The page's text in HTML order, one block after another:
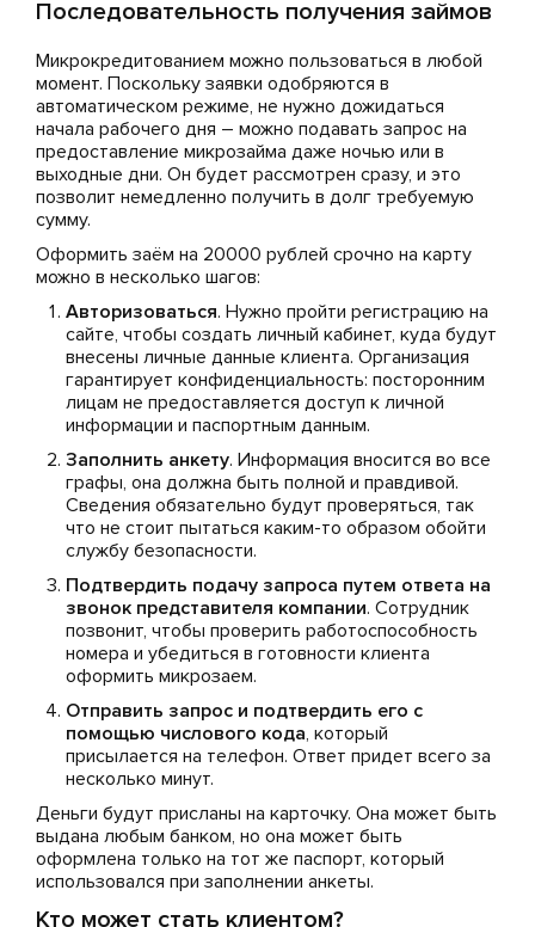
Последовательность получения займов
Микрокредитованием можно пользоваться в любой
момент. Поскольку заявки одобряются в
автоматическом режиме, не нужно дожидаться
начала рабочего дня – можно подавать запрос на
предоставление микрозайма даже ночью или в
выходные дни. Он будет рассмотрен сразу, и это
позволит немедленно получить в долг требуемую
сумму.
Оформить заём на 20000 рублей срочно на карту
можно в несколько шагов:
Авторизоваться. Нужно пройти регистрацию на
сайте, чтобы создать личный кабинет, куда будут
внесены личные данные клиента. Организация
гарантирует конфиденциальность: посторонним
лицам не предоставляется доступ к личной
информации и паспортным данным.
Заполнить анкету. Информация вносится во все
графы, она должна быть полной и правдивой.
Сведения обязательно будут проверяться, так
что не стоит пытаться каким-то образом обойти
службу безопасности.
Подтвердить подачу запроса путем ответа на
звонок представителя компании. Сотрудник
позвонит, чтобы проверить работоспособность
номера и убедиться в готовности клиента
оформить микрозаем.
Отправить запрос и подтвердить его с
помощью числового кода, который
присылается на телефон. Ответ придет всего за
несколько минут.
Деньги будут присланы на карточку. Она может быть
выдана любым банком, но она может быть
оформлена только на тот же паспорт, который
использовался при заполнении анкеты.
Кто может стать клиентом?